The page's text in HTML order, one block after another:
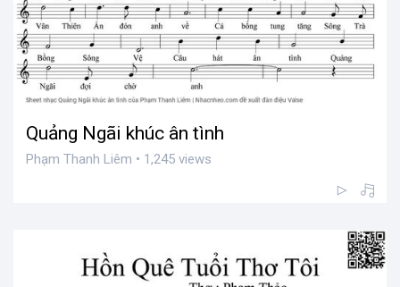
Quảng Ngãi khúc ân tình
Phạm Thanh Liêm • 1,245 views